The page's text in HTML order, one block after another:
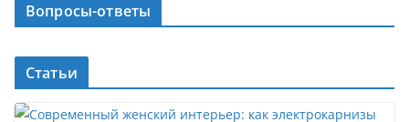
Вопросы-ответы
Статьи